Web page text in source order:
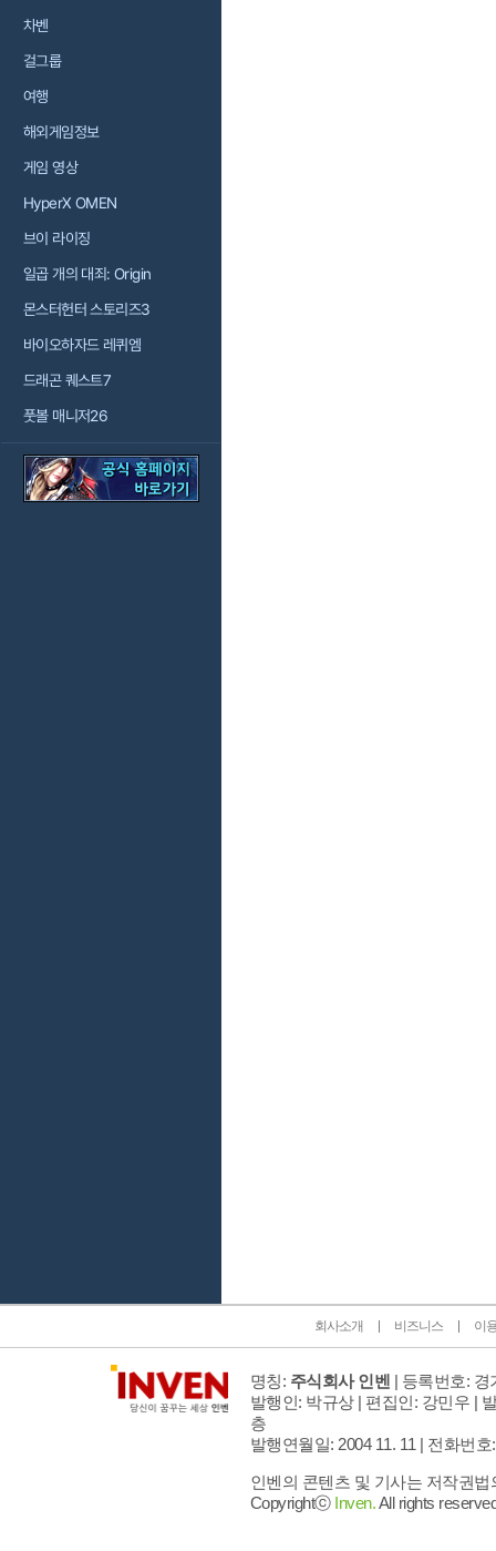
차벤
걸그룹
여행
해외게임정보
게임 영상
HyperX OMEN
브이 라이징
일곱 개의 대죄: Origin
몬스터헌터 스토리즈3
바이오하자드 레퀴엠
드래곤 퀘스트7
풋볼 매니저26
회사소개 비즈니스 이
명칭: 주식회사 인벤 | 등록번호: 경
발행인: 박규상 | 편집인: 강민우 |
층
발행연월일: 2004 11. 11 | 전화번호
인벤의 콘텐츠 및 기사는 저작권
Copyrightⓒ Inven.All rights